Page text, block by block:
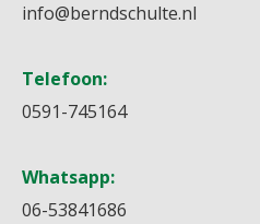
info@berndschulte.nl
Telefoon:
0591-745164
Whatsapp:
06-53841686